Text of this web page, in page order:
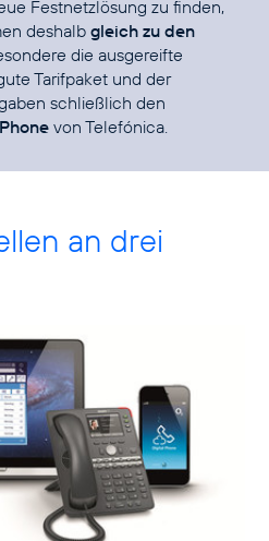
Festnetzlösung zu finden,
deshalb gleich zu den
die ausgereifte
Tarifpaket und der
schließlich den
von Telefónica.
an drei